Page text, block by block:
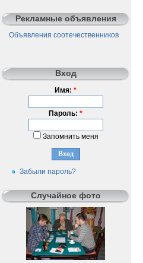
Рекламные объявления
Объявления соотечественников
Вход
Имя: *
Пароль: *
Запомнить меня
Забыли пароль?
Случайное фото